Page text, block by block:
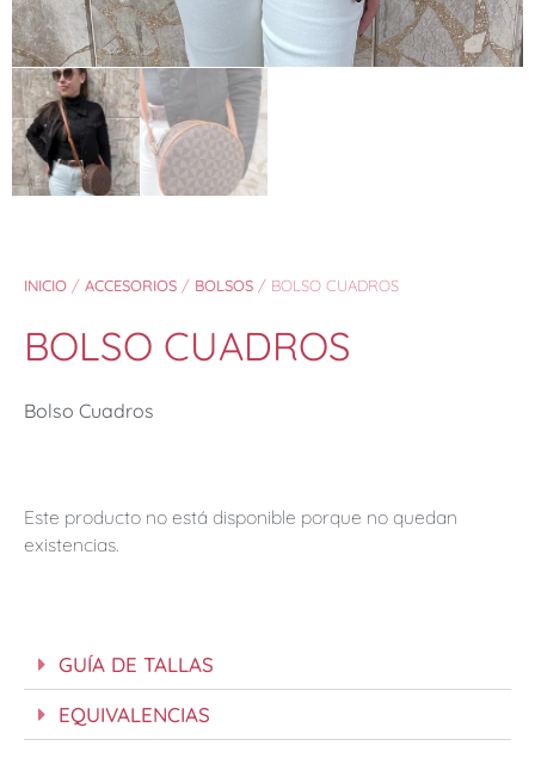
INICIO / ACCESORIOS / BOLSOS / BOLSO CUADROS
BOLSO CUADROS
Bolso Cuadros
Este producto no está disponible porque no quedan
existencias.
GUÍA DE TALLAS
EQUIVALENCIAS